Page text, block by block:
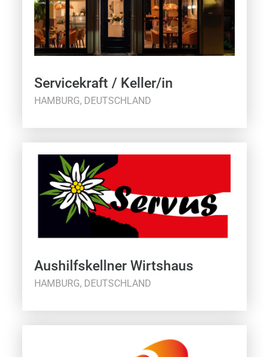
Servicekraft / Keller/in
HAMBURG, DEUTSCHLAND
Aushilfskellner Wirtshaus
HAMBURG, DEUTSCHLAND